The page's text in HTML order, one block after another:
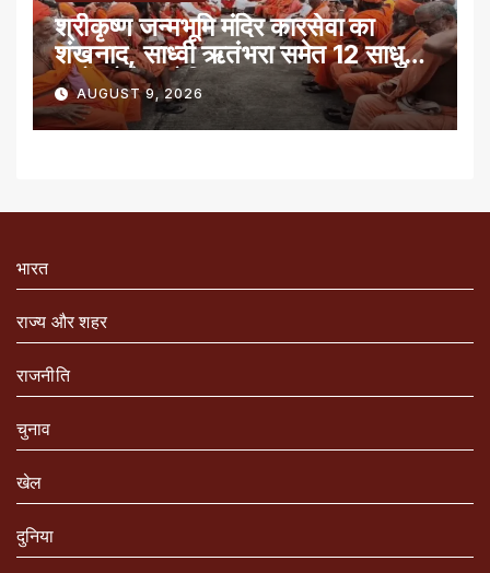
श्रीकृष्ण जन्मभूमि मंदिर कारसेवा का
शंखनाद, साध्वी ऋतंभरा समेत 12 साधु-
संतों को रेड नोटिस
AUGUST 9, 2026
भारत
राज्य और शहर
राजनीति
चुनाव
खेल
दुनिया